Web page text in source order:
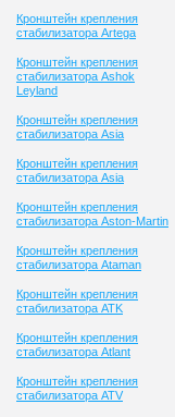
Кронштейн крепления
стабилизатора Artega
Кронштейн крепления
стабилизатора Ashok
Leyland
Кронштейн крепления
стабилизатора Asia
Кронштейн крепления
стабилизатора Asia
Кронштейн крепления
стабилизатора Aston-Martin
Кронштейн крепления
стабилизатора Ataman
Кронштейн крепления
стабилизатора ATK
Кронштейн крепления
стабилизатора Atlant
Кронштейн крепления
стабилизатора ATV